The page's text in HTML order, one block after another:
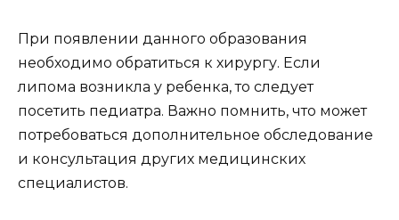
При появлении данного образования
необходимо обратиться к хирургу. Если
липома возникла у ребенка, то следует
посетить педиатра. Важно помнить, что может
потребоваться дополнительное обследование
и консультация других медицинских
специалистов.